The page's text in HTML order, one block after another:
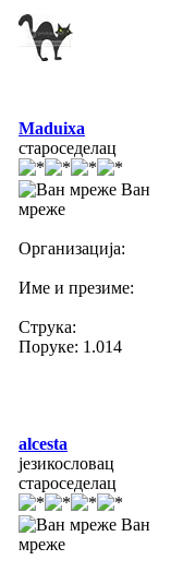
Maduixa
староседелац
Ван
мреже
Организација:
Име и презиме:
Струка:
Поруке: 1.014
alcesta
језикословац
староседелац
Ван
мреже